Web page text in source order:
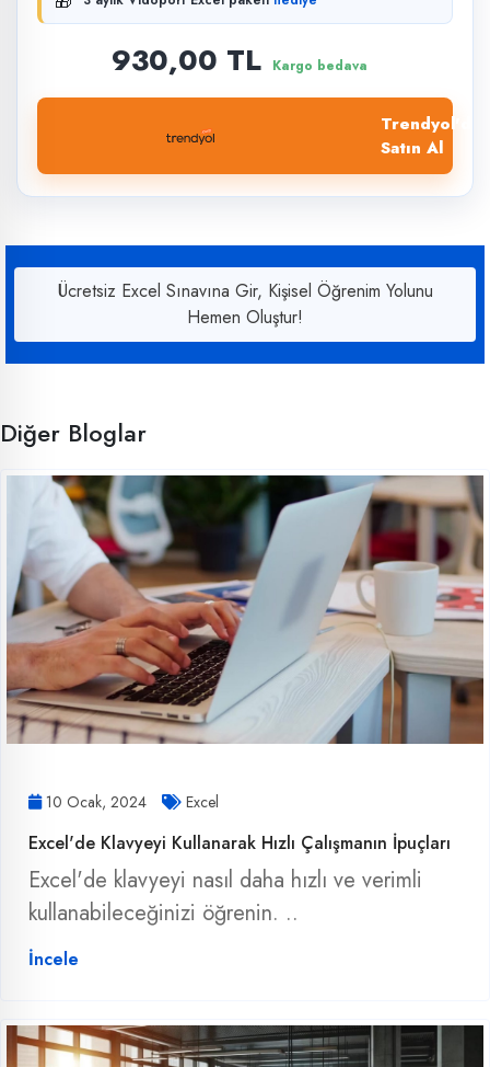
930,00 TL Kargo bedava
Trendyol'dan
Satın Al
Ücretsiz Excel Sınavına Gir, Kişisel Öğrenim Yolunu
Hemen Oluştur!
Diğer Bloglar
10 Ocak, 2024 Excel
Excel'de Klavyeyi Kullanarak Hızlı Çalışmanın İpuçları
Excel'de klavyeyi nasıl daha hızlı ve verimli
kullanabileceğinizi öğrenin. ..
İncele